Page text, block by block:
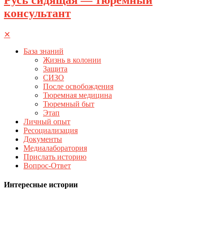
консультант
✕
База знаний
Жизнь в колонии
Защита
СИЗО
После освобождения
Тюремная медицина
Тюремный быт
Этап
Личный опыт
Ресоциализация
Документы
Медиалаборатория
Прислать историю
Вопрос-Ответ
Интересные истории